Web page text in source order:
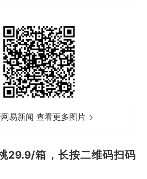
易新闻 查看更多图片
29.9/箱 ，长按二维码扫码